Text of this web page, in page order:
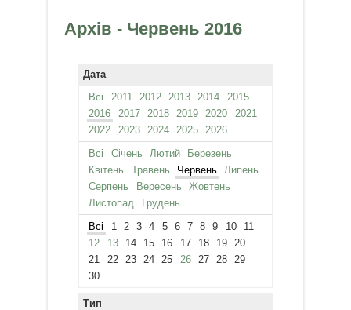
Архів - Червень 2016
Дата
Всі
2011 2012 2013 2014
2015
2016
2017 2018 2019 2020
2021
2022
2023 2024 2025
2026
Всі
Січень Лютий
Березень
Квітень
Травень Червень
Липень
Серпень
Вересень
Жовтень
Листопад
Грудень
Всі
1 2 3 4 5 6 7 8 9 10
11
12
13 14 15 16 17 18 19
20
21
22 23 24 25 26 27 28
29
30
Тип